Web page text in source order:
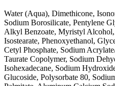
Water (Aqua), Dimethicone,
Sodium Borosilicate, Pentylene
Alkyl Benzoate, Myristyl
Isostearate, Phenoxyethanol,
Cetyl Phosphate, Sodium
Taurate Copolymer, Sodium
Isohexadecane, Sodium
Glucoside, Polysorbate 80,